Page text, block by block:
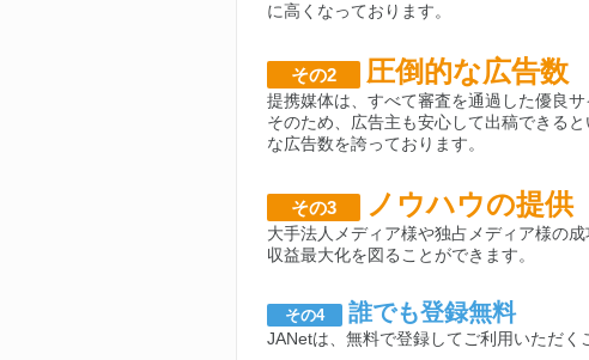
に高くなっております。
その2 圧倒的な広告数
提携媒体は、すべて審査を通過した優良サ
そのため、広告主も安心して出稿できる
な広告数を誇っております。
その3 ノウハウの提供
大手法人メディア様や独占メディア様の
収益最大化を図ることができます。
その4 誰でも登録無料
JANetは、無料で登録してご利用いただく